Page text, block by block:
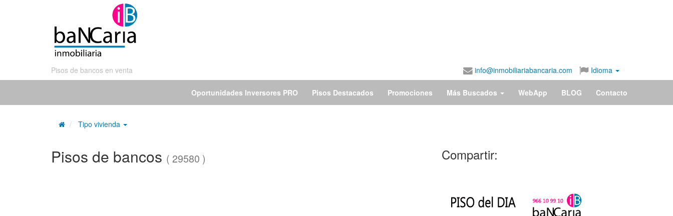
Pisos de bancos en venta info@inmobiliariabancaria.com Idioma
Oportunidades Inversores PRO Pisos Destacados Promociones Más Buscados WebApp BLOG Contacto
Tipo vivienda
Pisos de bancos ( 29580 ) Compartir: